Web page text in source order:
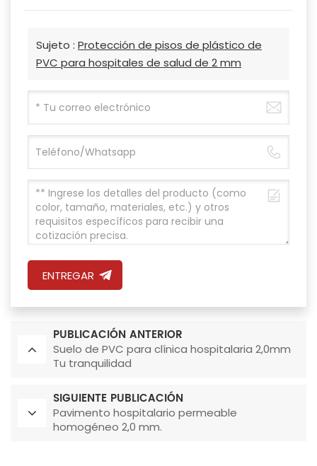
Sujeto : Protección de pisos de plástico de
PVC para hospitales de salud de 2 mm
ENTREGAR
PUBLICACIÓN ANTERIOR
Suelo de PVC para clínica hospitalaria 2,0mm
Tu tranquilidad
SIGUIENTE PUBLICACIÓN
Pavimento hospitalario permeable
homogéneo 2,0 mm.